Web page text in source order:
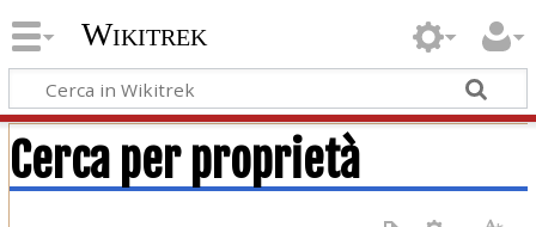
Wikitrek
Cerca per proprietà